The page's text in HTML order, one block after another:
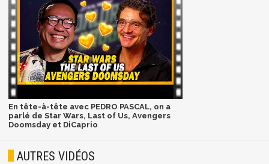
En tête-à-tête avec PEDRO PASCAL, on a
parlé de Star Wars, Last of Us, Avengers
Doomsday et DiCaprio
AUTRES VIDÉOS